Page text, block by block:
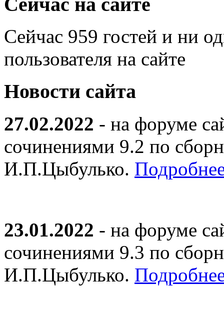
Сейчас 959 гостей и ни
пользователя на сайте
Новости сайта
27.02.2022 - на форуме
сочинениями 9.2 по
И.П.Цыбулько.
23.01.2022 - на форуме
сочинениями 9.3 по
И.П.Цыбулько.